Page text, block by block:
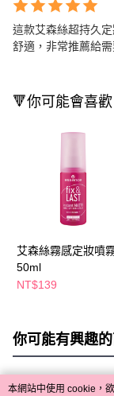
這款艾森絲超持久
舒適，非常推薦給
🔻你可能會喜歡
艾森絲霧感定妝噴
50ml
NT$139
你可能有興趣
本網站中使用 cookie，